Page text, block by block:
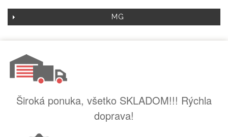
MG
Široká ponuka, všetko SKLADOM!!! Rýchla
doprava!